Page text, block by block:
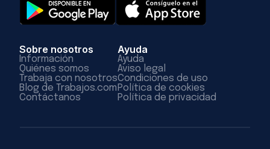
Sobre nosotros
Información
Quiénes somos
Trabaja con nosotros
Blog de Trabajos.com
Contáctanos
Ayuda
Ayuda
Aviso legal
Condiciones de uso
Política de cookies
Política de privacidad